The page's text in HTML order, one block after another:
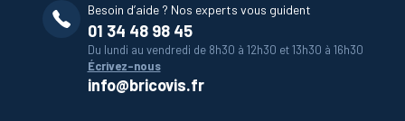
Besoin d’aide ? Nos experts vous guident
01 34 48 98 45
Du lundi au vendredi de 8h30 à 12h30 et 13h30 à 16h30
Écrivez-nous
info@bricovis.fr